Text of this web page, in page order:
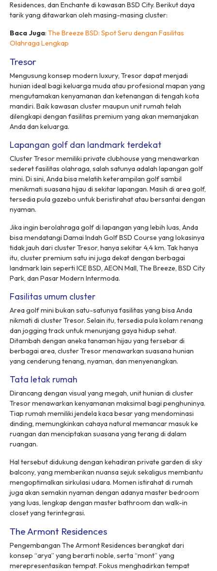
Residences, dan Enchante di kawasan BSD City. Berikut daya
tarik yang ditawarkan oleh masing-masing cluster:
Baca Juga: The Breeze BSD: Spot Seru dengan Fasilitas
Olahraga Lengkap
Tresor
Mengusung konsep modern luxury, Tresor dapat menjadi
hunian ideal bagi keluarga muda atau profesional mapan yang
mengutamakan kenyamanan dan ketenangan di tengah kota
mandiri. Baik kawasan clustermaupun unit rumah telah
dilengkapi dengan fasilitas premium yang akan memanjakan
Anda dan keluarga.
Lapangan golf dan landmark terdekat
ClusterTresor memiliki private clubhouse yang menawarkan
sederet fasilitas olahraga, salah satunya adalah lapangan golf
mini. Di sini, Anda bisa melatih keterampilan golf sambil
menikmati suasana hijau di sekitar lapangan. Masih di area golf,
tersedia pula gazebo untuk beristirahat atau bersantai dengan
nyaman.
Jika ingin berolahraga golf di lapangan yang lebih luas, Anda
bisa mendatangi Damai Indah Golf BSD Course yang lokasinya
tidak jauh dari clusterTresor, hanya sekitar 4,4 km. Tak hanya
itu, clusterpremium satu ini juga dekat dengan berbagai
landmarklain seperti ICE BSD, AEON Mall, The Breeze, BSD City
Park, dan Pasar Modern Intermoda.
Fasilitas umum cluster
Area golf mini bukan satu-satunya fasilitas yang bisa Anda
nikmati di clusterTresor. Selain itu, tersedia pula kolam renang
dan jogging trackuntuk menunjang gaya hidup sehat.
Ditambah dengan aneka tanaman hijau yang tersebar di
berbagai area, clusterTresor menawarkan suasana hunian
yang cenderung tenang, nyaman, dan menyenangkan.
Tata letak rumah
Dirancang dengan visual yang megah, unit hunian di cluster
Tresor menawarkan kenyamanan maksimal bagi penghuninya.
Tiap rumah memiliki jendela kaca besar yang mendominasi
dinding, memungkinkan cahaya natural memancar masuk ke
ruangan dan menciptakan suasana yang terang di dalam
ruangan.
Hal tersebut didukung dengan kehadiran private garden di sky
balcony, yang memberikan nuansa sejuk sekaligus membantu
mengoptimalkan sirkulasi udara. Momen istirahat di rumah
juga akan semakin nyaman dengan adanyamaster bedroom
yang luas, lengkap dengan master bathroom dan walk-in
closetyang terintegrasi.
The Armont Residences
Pengembangan The Armont Residences berangkat dari
konsep “arya” yang berarti noble, serta “mont” yang
merepresentasikan tempat. Fokus menghadirkan tempat